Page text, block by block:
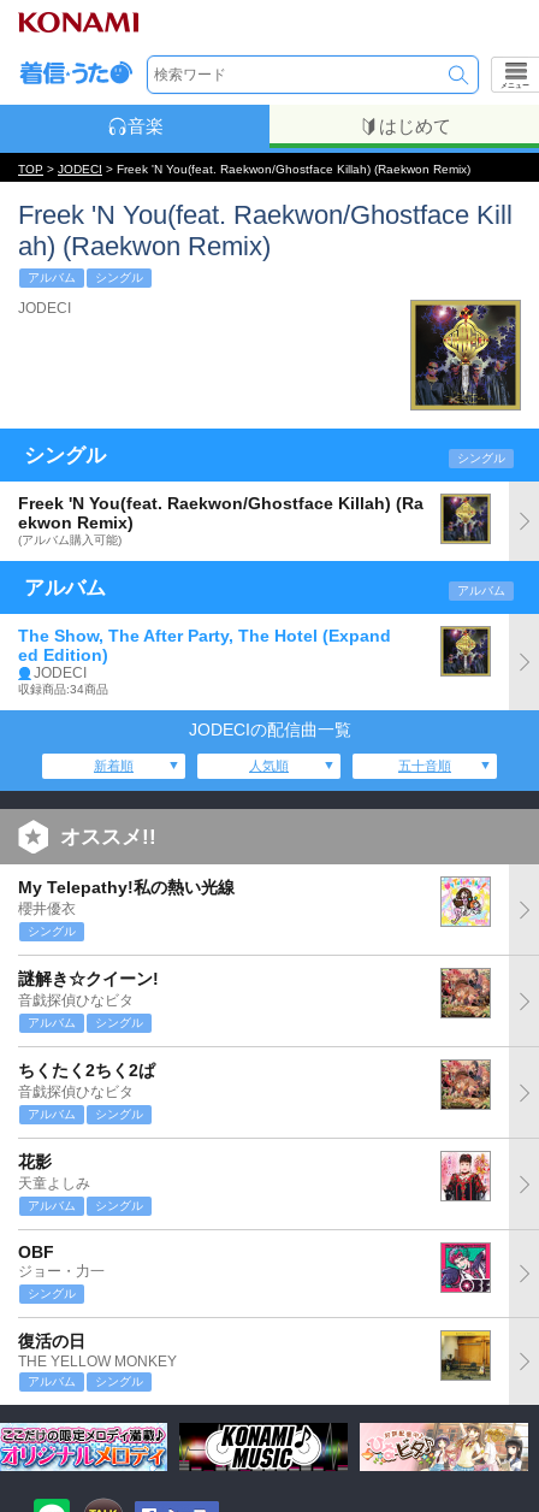
メニュー
音楽 はじめて
TOP > JODECI > Freek 'N You(feat. Raekwon/Ghostface Killah) (Raekwon Remix)
Freek 'N You(feat. Raekwon/Ghostface Kill
ah) (Raekwon Remix)
アルバム シングル
JODECI
シングル シングル
Freek 'N You(feat. Raekwon/Ghostface Killah) (Ra
ekwon Remix)
(アルバム購入可能)
アルバム アルバム
The Show, The After Party, The Hotel (Expand
ed Edition)
JODECI
収録商品:34商品
JODECIの配信曲一覧
新着順 人気順 五十音順
オススメ!!
My Telepathy!私の熱い光線
櫻井優衣
シングル
謎解き☆クイーン!
音戯探偵ひなビタ
アルバム シングル
ちくたく2ちく2ぱ
音戯探偵ひなビタ
アルバム シングル
花影
天童よしみ
アルバム シングル
OBF
ジョー・力一
シングル
復活の日
THE YELLOW MONKEY
アルバム シングル